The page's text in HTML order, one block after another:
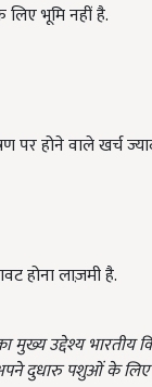
भूमि नहीं है.
पर होने वाले खर्च
होना लाज़मी है.
मुख्य उद्देश्य भारतीय
अपने दुधारु पशुओं के